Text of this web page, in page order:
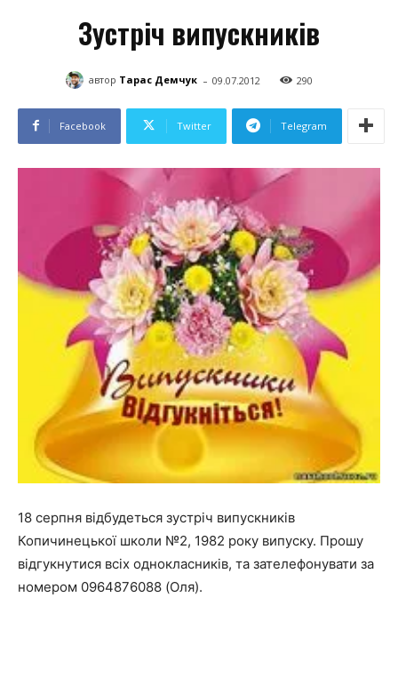
Зустріч випускників
автор Тарас Демчук - 09.07.2012 290
Facebook Twitter Telegram
18 серпня відбудеться зустріч випускників
Копичинецької школи №2, 1982 року випуску. Прошу
відгукнутися всіх однокласників, та зателефонувати за
номером 0964876088 (Оля).